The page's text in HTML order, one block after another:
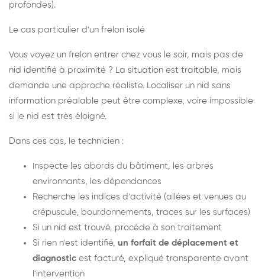
profondes).
Le cas particulier d'un frelon isolé
Vous voyez un frelon entrer chez vous le soir, mais pas de
nid identifié à proximité ? La situation est traitable, mais
demande une approche réaliste. Localiser un nid sans
information préalable peut être complexe, voire impossible
si le nid est très éloigné.
Dans ces cas, le technicien :
Inspecte les abords du bâtiment, les arbres
environnants, les dépendances
Recherche les indices d'activité (allées et venues au
crépuscule, bourdonnements, traces sur les surfaces)
Si un nid est trouvé, procède à son traitement
Si rien n'est identifié, un forfait de déplacement et
diagnostic est facturé, expliqué transparente avant
l'intervention